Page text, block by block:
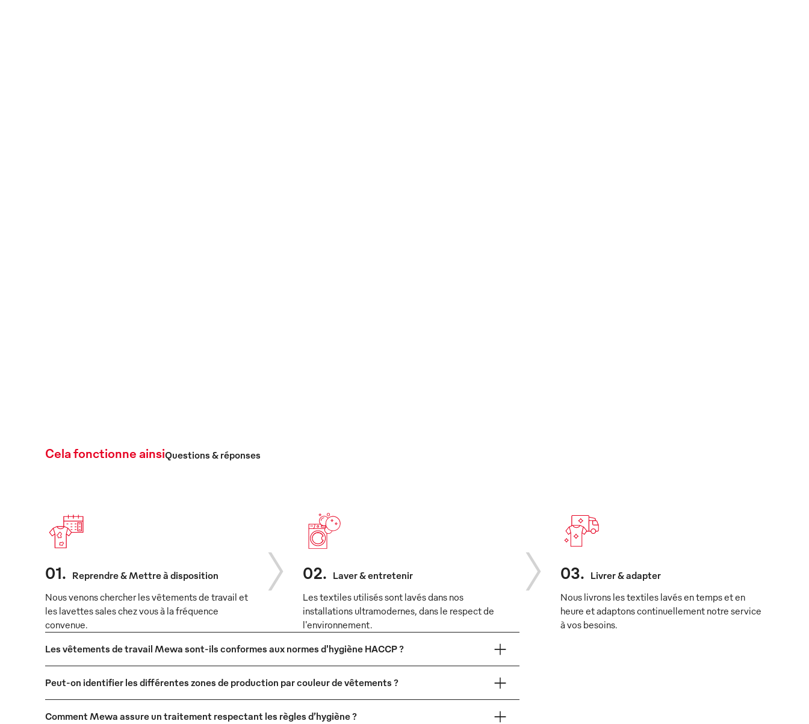
Cela fonctionne ainsiQuestions & réponses
01. Reprendre & Mettre à disposition
Nous venons chercher les vêtements de travail et
les lavettes sales chez vous à la fréquence
convenue.
02. Laver & entretenir
Les textiles utilisés sont lavés dans nos
installations ultramodernes, dans le respect de
l'environnement.
03. Livrer & adapter
Nous livrons les textiles lavés en temps et en
heure et adaptons continuellement notre service
à vos besoins.
Les vêtements de travail Mewa sont-ils conformes aux normes d'hygiène HACCP ?
Peut-on identifier les différentes zones de production par couleur de vêtements ?
Comment Mewa assure un traitement respectant les règles d’hygiène ?